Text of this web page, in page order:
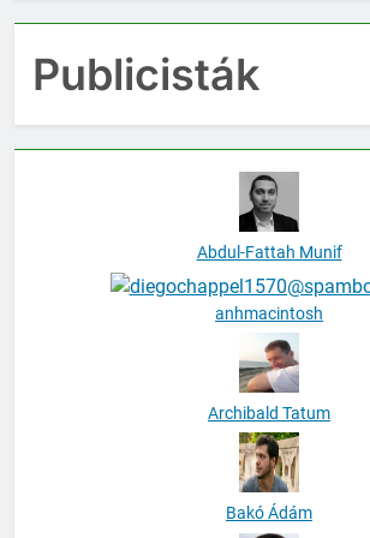
Publicisták
Abdul-Fattah Munif
anhmacintosh
Archibald Tatum
Bakó Ádám